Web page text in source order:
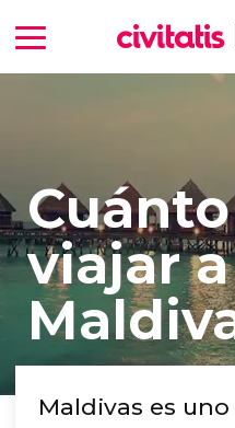
viajar a
Maldivas es